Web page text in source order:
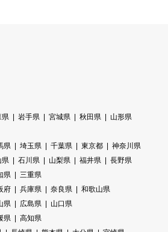
県 岩手県 宮城県 秋田県
山形県
県 埼玉県 千葉県 東京都
神奈川県
県 石川県 山梨県 福井県
長野県
県
三重県
府 兵庫県 奈良県
和歌山県
県 広島県
山口県
県
高知県